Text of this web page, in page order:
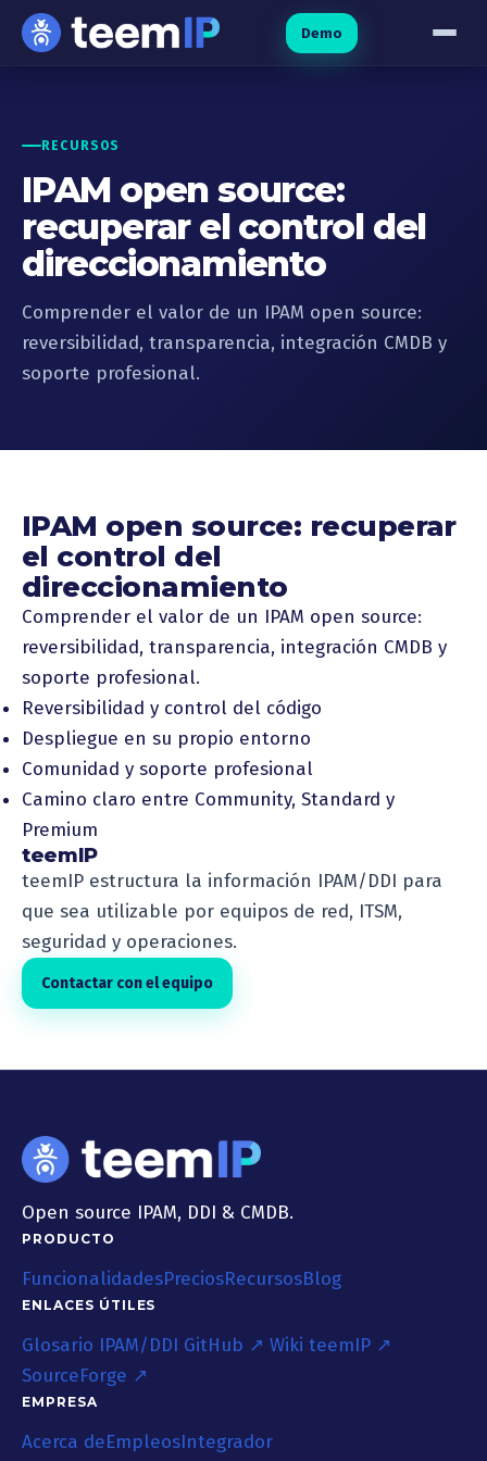
Ir al contenido
Demo
RECURSOS
IPAM open source:
recuperar el control del
direccionamiento
Comprender el valor de un IPAM open source:
reversibilidad, transparencia, integración CMDB y
soporte profesional.
IPAM open source: recuperar
el control del
direccionamiento
Comprender el valor de un IPAM open source:
reversibilidad, transparencia, integración CMDB y
soporte profesional.
Reversibilidad y control del código
Despliegue en su propio entorno
Comunidad y soporte profesional
Camino claro entre Community, Standard y
Premium
teemIP
teemIP estructura la información IPAM/DDI para
que sea utilizable por equipos de red, ITSM,
seguridad y operaciones.
Contactar con el equipo
Open source IPAM, DDI & CMDB.
PRODUCTO
FuncionalidadesPreciosRecursosBlog
ENLACES ÚTILES
Glosario IPAM/DDI GitHub ↗ Wiki teemIP ↗
SourceForge ↗
EMPRESA
Acerca deEmpleosIntegrador